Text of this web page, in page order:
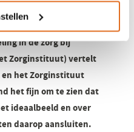
in de zorg bij
Zorginstituut) vertelt
en het Zorginstituut
het fijn om te zien dat
ideaalbeeld en over
daarop aansluiten.